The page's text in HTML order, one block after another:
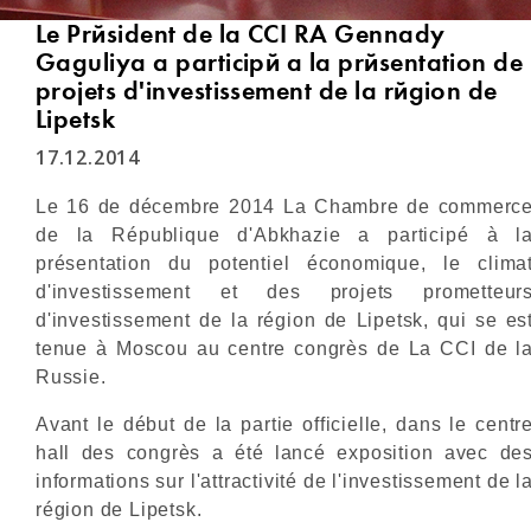
Le Président de la CCI RA Gennady
Gaguliya a participé à la présentation de
projets d'investissement de la région de
Lipetsk
17.12.2014
Le 16 de décembre 2014 La Chambre de
de la République d'Abkhazie a participé à
présentation du potentiel économique, le
d'investissement et des projets
d'investissement de la région de Lipetsk, qui se
tenue à Moscou au centre congrès de La CCI de
Russie.
Avant le début de la partie officielle, dans le
hall des congrès a été lancé exposition avec
informations sur l'attractivité de l'investissement de
région de Lipetsk.